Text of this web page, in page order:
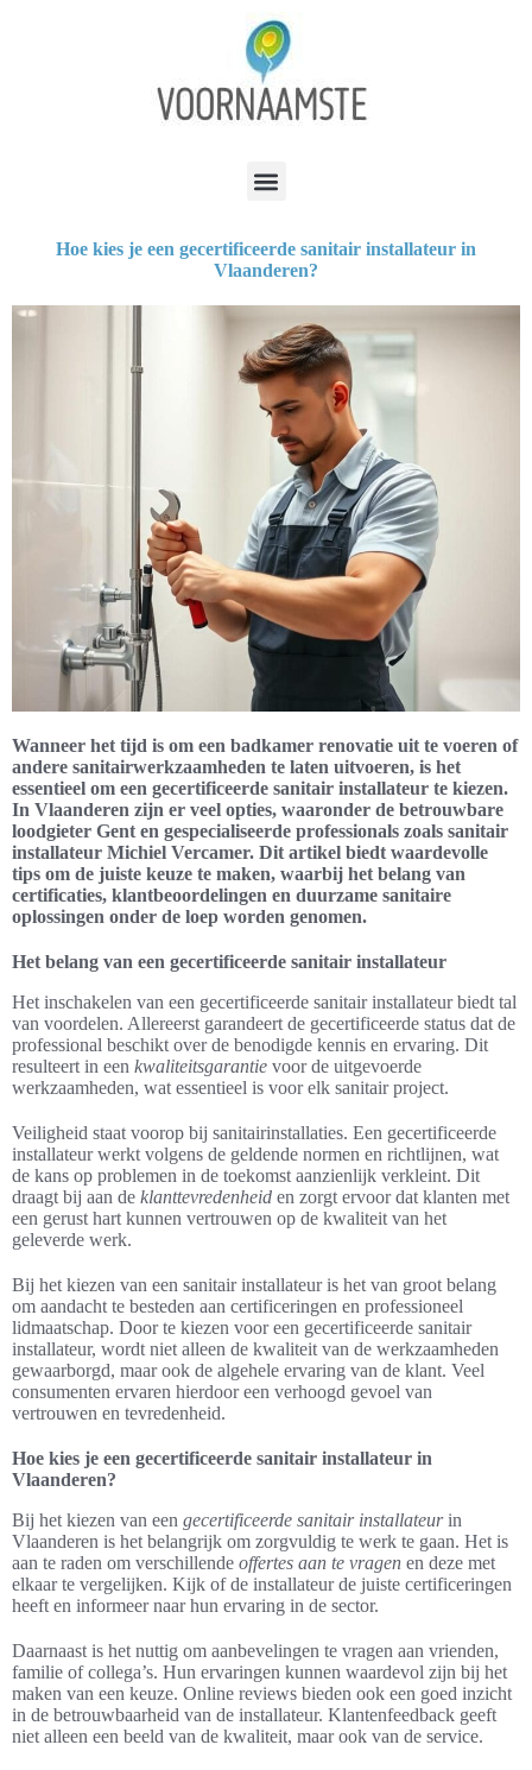
Hoe kies je een gecertificeerde sanitair installateur in
Vlaanderen?
Wanneer het tijd is om een badkamer renovatie uit te voeren of
andere sanitairwerkzaamheden te laten uitvoeren, is het
essentieel om een gecertificeerde sanitair installateur te kiezen.
In Vlaanderen zijn er veel opties, waaronder de betrouwbare
loodgieter Gent en gespecialiseerde professionals zoals sanitair
installateur Michiel Vercamer. Dit artikel biedt waardevolle
tips om de juiste keuze te maken, waarbij het belang van
certificaties, klantbeoordelingen en duurzame sanitaire
oplossingen onder de loep worden genomen.
Het belang van een gecertificeerde sanitair installateur
Het inschakelen van een gecertificeerde sanitair installateur biedt tal
van voordelen. Allereerst garandeert de gecertificeerde status dat de
professional beschikt over de benodigde kennis en ervaring. Dit
resulteert in een kwaliteitsgarantie voor de uitgevoerde
werkzaamheden, wat essentieel is voor elk sanitair project.
Veiligheid staat voorop bij sanitairinstallaties. Een gecertificeerde
installateur werkt volgens de geldende normen en richtlijnen, wat
de kans op problemen in de toekomst aanzienlijk verkleint. Dit
draagt bij aan de klanttevredenheid en zorgt ervoor dat klanten met
een gerust hart kunnen vertrouwen op de kwaliteit van het
geleverde werk.
Bij het kiezen van een sanitair installateur is het van groot belang
om aandacht te besteden aan certificeringen en professioneel
lidmaatschap. Door te kiezen voor een gecertificeerde sanitair
installateur, wordt niet alleen de kwaliteit van de werkzaamheden
gewaarborgd, maar ook de algehele ervaring van de klant. Veel
consumenten ervaren hierdoor een verhoogd gevoel van
vertrouwen en tevredenheid.
Hoe kies je een gecertificeerde sanitair installateur in
Vlaanderen?
Bij het kiezen van een gecertificeerde sanitair installateurin
Vlaanderen is het belangrijk om zorgvuldig te werk te gaan. Het is
aan te raden om verschillende offertes aan te vragen en deze met
elkaar te vergelijken. Kijk of de installateur de juiste certificeringen
heeft en informeer naar hun ervaring in de sector.
Daarnaast is het nuttig om aanbevelingen te vragen aan vrienden,
familie of collega’s. Hun ervaringen kunnen waardevol zijn bij het
maken van een keuze. Online reviews bieden ook een goed inzicht
in de betrouwbaarheid van de installateur. Klantenfeedback geeft
niet alleen een beeld van de kwaliteit, maar ook van de service.